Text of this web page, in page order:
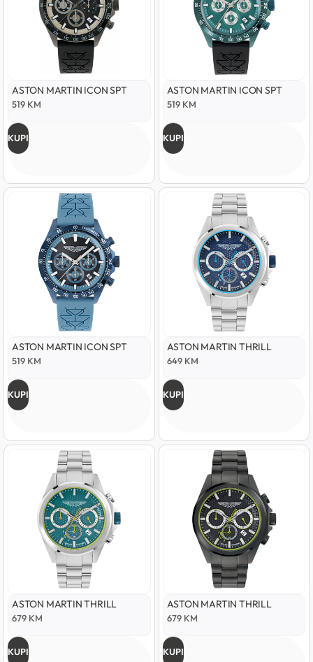
ASTON MARTIN ICON SPT
519 KM
KUPI
ASTON MARTIN ICON SPT
519 KM
KUPI
ASTON MARTIN ICON SPT
519 KM
KUPI
ASTON MARTIN THRILL
649 KM
KUPI
ASTON MARTIN THRILL
679 KM
KUPI
ASTON MARTIN THRILL
679 KM
KUPI